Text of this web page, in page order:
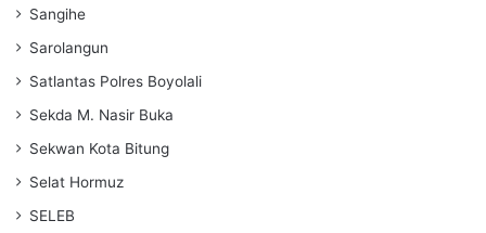
Sangihe
Sarolangun
Satlantas Polres Boyolali
Sekda M. Nasir Buka
Sekwan Kota Bitung
Selat Hormuz
SELEB